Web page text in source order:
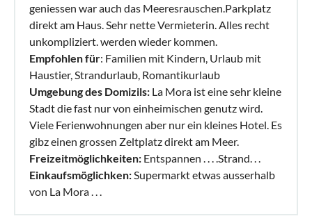
geniessen war auch das Meeresrauschen.Parkplatz
direkt am Haus. Sehr nette Vermieterin. Alles recht
unkompliziert. werden wieder kommen.
Empfohlen für: Familien mit Kindern, Urlaub mit
Haustier, Strandurlaub, Romantikurlaub
Umgebung des Domizils: La Mora ist eine sehr kleine
Stadt die fast nur von einheimischen genutz wird.
Viele Ferienwohnungen aber nur ein kleines Hotel. Es
gibz einen grossen Zeltplatz direkt am Meer.
Freizeitmöglichkeiten: Entspannen . . . .Strand. . .
Einkaufsmöglichken: Supermarkt etwas ausserhalb
von La Mora . . .